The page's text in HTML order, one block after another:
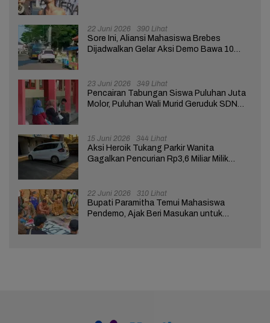
22 Juni 2026 390 Lihat
Sore Ini, Aliansi Mahasiswa Brebes
Dijadwalkan Gelar Aksi Demo Bawa 10
23 Juni 2026 349 Lihat
Pencairan Tabungan Siswa Puluhan Juta
Molor, Puluhan Wali Murid Geruduk SDN
15 Juni 2026 344 Lihat
Aksi Heroik Tukang Parkir Wanita
Gagalkan Pencurian Rp3,6 Miliar Milik
22 Juni 2026 310 Lihat
Bupati Paramitha Temui Mahasiswa
Pendemo, Ajak Beri Masukan untuk